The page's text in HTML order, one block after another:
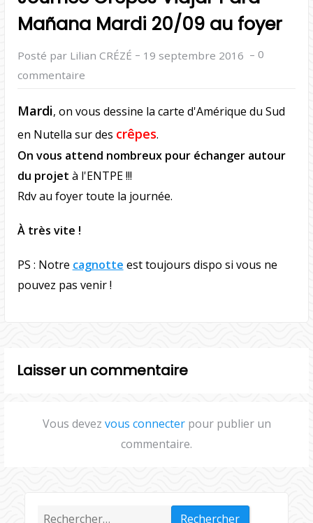
Mañana Mardi 20/09 au foyer
Posté par Lilian CRÉZÉ – 19 septembre 2016 – 0
commentaire
Mardi, on vous dessine la carte d'Amérique du Sud
en Nutella sur des crêpes.
On vous attend nombreux pour échanger autour
du projet à l'ENTPE !!!
Rdv au foyer toute la journée.
À très vite !
PS : Notre cagnotte est toujours dispo si vous ne
pouvez pas venir !
Laisser un commentaire
Vous devez vous connecterpour publier un
commentaire.
Rechercher :